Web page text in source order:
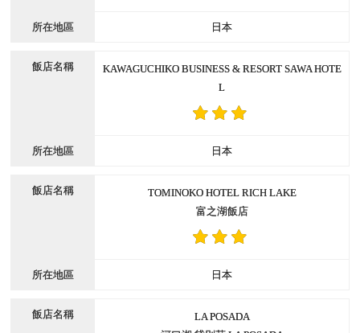
日本
KAWAGUCHIKO BUSINESS & RESORT SAWA HOTE
L
日本
TOMINOKO HOTEL RICH LAKE
富之湖飯店
日本
LA POSADA